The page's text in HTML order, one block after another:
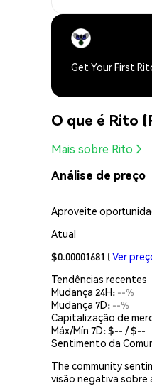
Get Your First
O que é Rito
Mais sobre Rito
Análise de preço
Aproveite
Atual
$0.00001681 (Ver
Tendências recentes
Mudança 24H: --%
Mudança 7D: --%
Capitalização de
Máx/Mín 7D: $-- / $--
Sentimento da
The community
visão negativa sobre